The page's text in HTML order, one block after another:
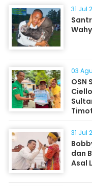
31 Jul
03
OSN
31 Jul
dan
Asal